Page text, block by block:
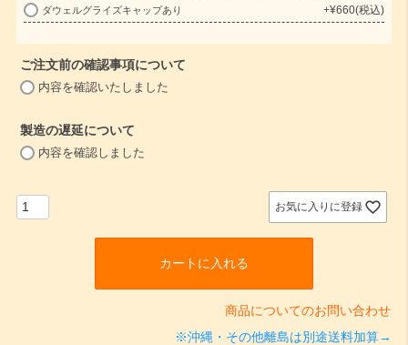
必
)
ダウェルグライズキャップあり +¥660 税込
ご注文前の確認事項について
内容を確認いたしました
製造の遅延について
(
内容を確認しました
お気に入りに登録
カートに入れる
商品についてのお問い合わせ
※沖縄・その他離島は別途送料加算→